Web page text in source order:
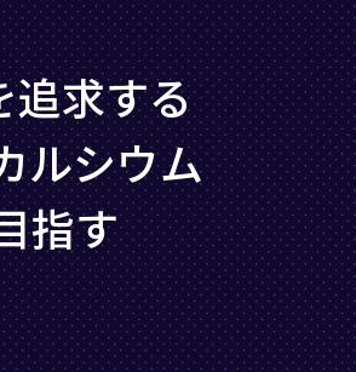
追求する
ルシウム
指す